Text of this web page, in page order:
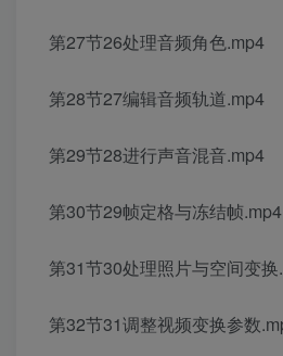
第27节26处理音频角色.mp4
第28节27编辑音频轨道.mp4
第29节28进行声音混音.mp4
第30节29帧定格与冻结帧.mp4
第31节30处理照片与空间变换
第32节31调整视频变换参数